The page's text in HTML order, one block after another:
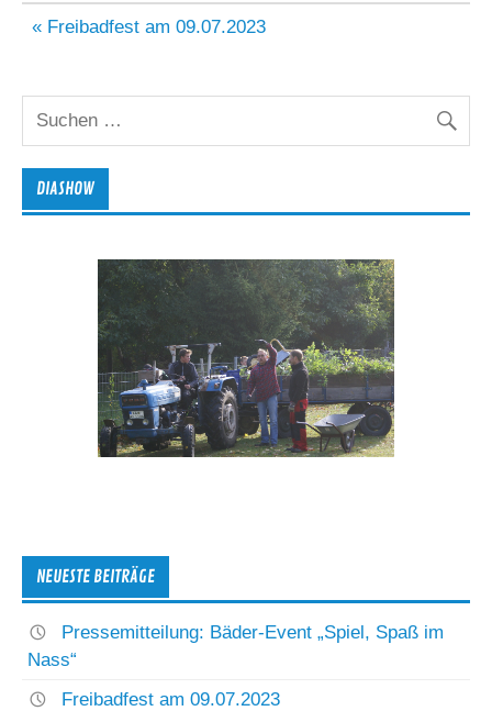
Beitragsnavigation
« Freibadfest am 09.07.2023
DIASHOW
NEUESTE BEITRÄGE
Pressemitteilung: Bäder-Event „Spiel, Spaß im
Nass“
Freibadfest am 09.07.2023